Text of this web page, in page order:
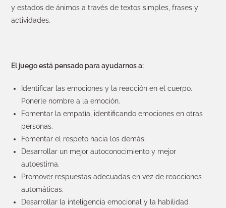
y estados de ánimos a través de textos simples, frases y
actividades.
El juego está pensado para ayudarnos a:
Identificar las emociones y la reacción en el cuerpo.
Ponerle nombre a la emoción.
Fomentar la empatía, identificando emociones en otras
personas.
Fomentar el respeto hacia los demás.
Desarrollar un mejor autoconocimiento y mejor
autoestima.
Promover respuestas adecuadas en vez de reacciones
automáticas.
Desarrollar la inteligencia emocional y la habilidad